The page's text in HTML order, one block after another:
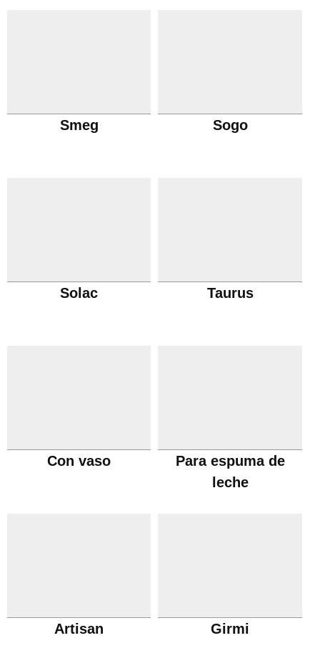
Smeg Sogo
Solac Taurus
Con vaso
Para espuma de
leche
Artisan Girmi